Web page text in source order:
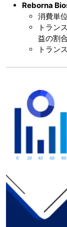
Reborna
消費単
トラン
益の割合
トラン